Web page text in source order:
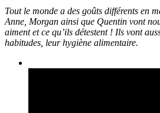
Tout le monde a des goûts différents en
Anne, Morgan ainsi que Quentin vont
aiment et ce qu’ils détestent ! Ils vont
habitudes, leur hygiène alimentaire.